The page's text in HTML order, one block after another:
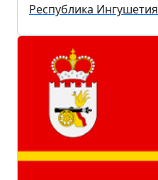
Республика Ингушетия